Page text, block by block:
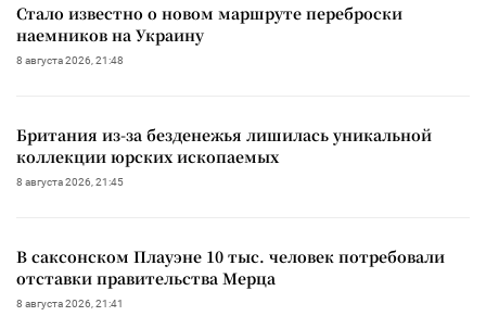
Стало известно о новом маршруте переброски
наемников на Украину
8 августа 2026, 21:48
Британия из-за безденежья лишилась уникальной
коллекции юрских ископаемых
8 августа 2026, 21:45
В саксонском Плауэне 10 тыс. человек потребовали
отставки правительства Мерца
8 августа 2026, 21:41